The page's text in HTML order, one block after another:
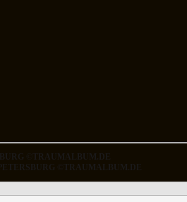
©TRAUMALBUM.DE
©TRAUMALBUM.DE